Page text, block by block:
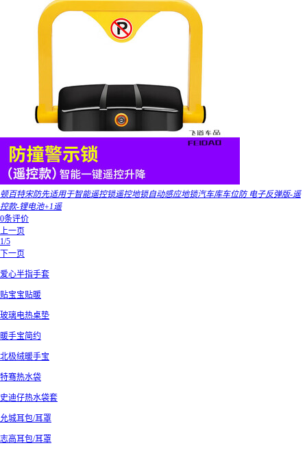
顿百特宋防先适用于智能遥控锁遥控地锁自动感应地锁汽车库车位防 电子反弹版-遥
控款-锂电池+1遥
0条评价
上一页
1/5
下一页
爱心半指手套
贴宝宝贴暖
玻璃电热桌垫
暖手宝简约
北极绒暖手宝
特骞热水袋
史迪仔热水袋套
允城耳包/耳罩
志高耳包/耳罩